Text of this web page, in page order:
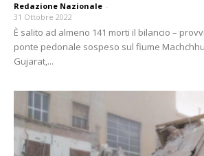
Redazione Nazionale -
31 Ottobre 2022
È salito ad almeno 141 morti il bilancio –
ponte pedonale sospeso sul fiume
Gujarat,...